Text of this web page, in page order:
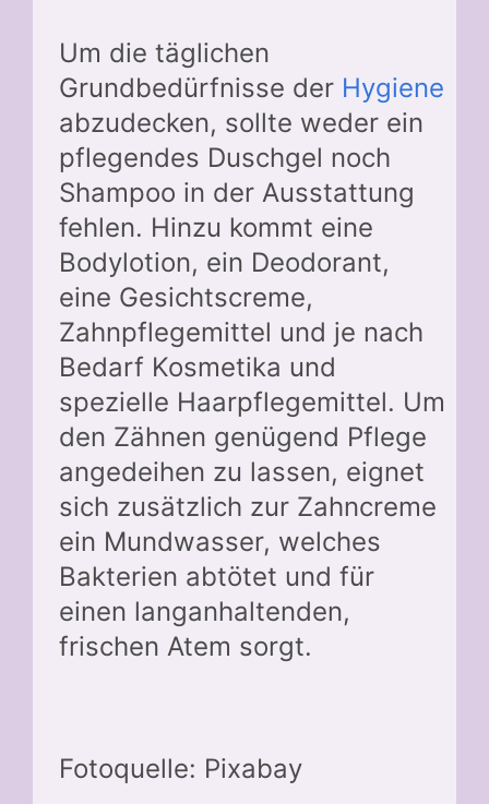
Um die täglichen
Grundbedürfnisse der Hygiene
abzudecken, sollte weder ein
pflegendes Duschgel noch
Shampoo in der Ausstattung
fehlen. Hinzu kommt eine
Bodylotion, ein Deodorant,
eine Gesichtscreme,
Zahnpflegemittel und je nach
Bedarf Kosmetika und
spezielle Haarpflegemittel. Um
den Zähnen genügend Pflege
angedeihen zu lassen, eignet
sich zusätzlich zur Zahncreme
ein Mundwasser, welches
Bakterien abtötet und für
einen langanhaltenden,
frischen Atem sorgt.
Fotoquelle: Pixabay